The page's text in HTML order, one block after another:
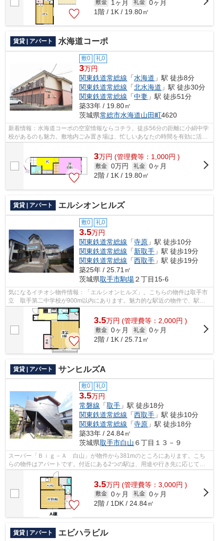
敷金 1ヶ月 礼金 0ヶ月
1階 / 1K / 19.80㎡
賃貸 | アパート 水海道コーポ
敷0 礼0
3万円
関東鉄道常総線 「水海道 」駅 徒歩8分
関東鉄道常総線 「北水海道 」駅 徒歩30分
関東鉄道常総線 「中妻 」駅 徒歩51分
築33年 / 19.80㎡
茨城県常総市水海道山田町4620
新着情報：水海道コーポの空室情報ならコチラ。徒歩56分の距離に小絹中学
校があるのも魅力。敷地内ごみ置き場は、忙しいあなたの時間を有効に活用
できます。洗濯物も自然乾燥ですぐ乾...
3万円 (管理費等：1,000円 )
敷金 0万円 礼金 0ヶ月
2階 / 1K / 19.80㎡
賃貸 | アパート エルシオンヒルズ
敷0 礼0
3.5万円
関東鉄道常総線 「寺原 」駅 徒歩10分
関東鉄道常総線 「新取手 」駅 徒歩19分
関東鉄道常総線 「西取手 」駅 徒歩19分
築25年 / 25.71㎡
茨城県取手市駒場２丁目15-6
気になるイチオシ物件情報：「エルシオンヒルズ」。こちらの物件は取手市
立 取手第二中学校が900m以内にあります。魅力的な駅近の物件で、駅ま
で徒歩10分です。こちらの物件はアパー...
3.5万円 (管理費等：2,000円 )
敷金 0ヶ月 礼金 0ヶ月
2階 / 1K / 25.71㎡
賃貸 | アパート サンヒルズA
敷0 礼0
3.5万円
常磐線 「取手 」駅 徒歩18分
関東鉄道常総線 「西取手 」駅 徒歩10分
関東鉄道常総線 「寺原 」駅 徒歩18分
築33年 / 24.84㎡
茨城県取手市白山 ６丁目１３－９
スーパー「Ｂｉｇ－Ａ 白山」が物件から381mのところにあります。こち
らの物件はアパートです。付近にある2つの駅は、用途や行き先に応じて使
い分けることができます。アパートマンシ...
3.5万円 (管理費等：3,000円 )
敷金 0ヶ月 礼金 0ヶ月
2階 / 1DK / 24.84㎡
賃貸 | アパート エビハラビル